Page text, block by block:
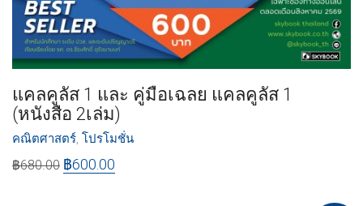
แคลคูลัส 1 และ คู่มือเฉลย แคลคูลัส 1
(หนังสือ 2เล่ม)
คณิตศาสตร์, โปรโมชั่น
฿680.00 ฿600.00